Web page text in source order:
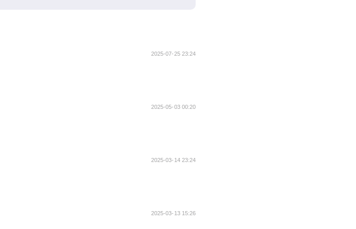
2025-07-25 23:24
2025-05-03 00:20
2025-03-14 23:24
2025-03-13 15:26